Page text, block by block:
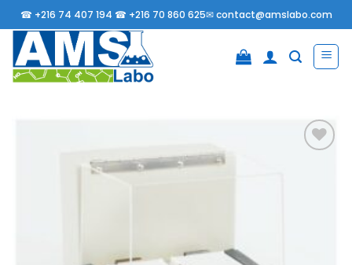
Passer
au
contenu
☎ +216 74 407 194 ☎ +216 70 860 625✉contact@amslabo.com